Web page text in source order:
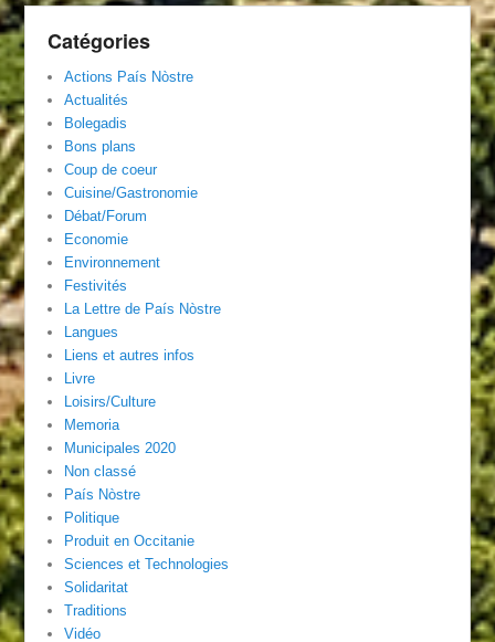
Catégories
Actions País Nòstre
Actualités
Bolegadis
Bons plans
Coup de coeur
Cuisine/Gastronomie
Débat/Forum
Economie
Environnement
Festivités
La Lettre de País Nòstre
Langues
Liens et autres infos
Livre
Loisirs/Culture
Memoria
Municipales 2020
Non classé
País Nòstre
Politique
Produit en Occitanie
Sciences et Technologies
Solidaritat
Traditions
Vidéo